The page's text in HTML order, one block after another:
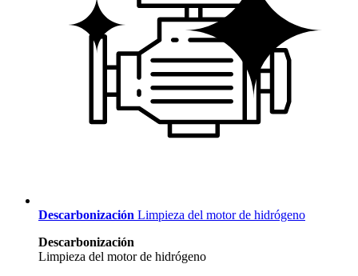
Descarbonización Limpieza del motor de hidrógeno
Descarbonización
Limpieza del motor de hidrógeno